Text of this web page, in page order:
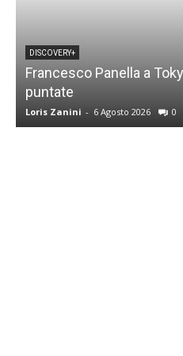
DISCOVERY+
Francesco Panella a
puntate
Loris Zanini - 6 Agosto 2026 0